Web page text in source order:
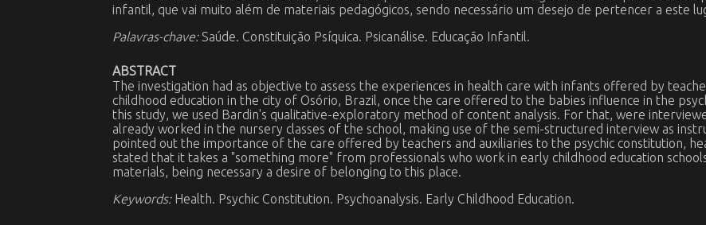
infantil, que vai muito além de materiais pedagógicos, sendo necessário um desejo de pertencer a este
Palavras-chave:Saúde. Constituição Psíquica. Psicanálise. Educação Infantil.
ABSTRACT
The investigation had as objective to assess the experiences in health care with infants offered by
childhood education in the city of Osório, Brazil, once the care offered to the babies influence in the
this study, we used Bardin's qualitative-exploratory method of content analysis. For that, were
already worked in the nursery classes of the school, making use of the semi-structured interview as
pointed out the importance of the care offered by teachers and auxiliaries to the psychic constitution,
stated that it takes a "something more" from professionals who work in early childhood education
materials, being necessary a desire of belonging to this place.
Keywords: Health. Psychic Constitution. Psychoanalysis. Early Childhood Education.